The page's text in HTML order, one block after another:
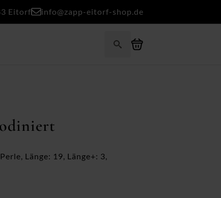
Eitorf info@zapp-eitorf-shop.de
Länge: 19, Länge+: 3,